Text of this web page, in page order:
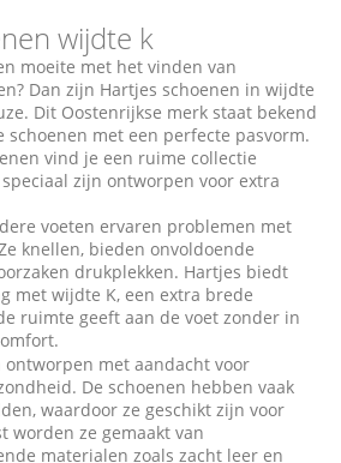
wijdte k
moeite met het vinden van
Dan zijn Hartjes schoenen in wijdte
Dit Oostenrijkse merk staat bekend
schoenen met een perfecte pasvorm.
vind je een ruime collectie
zijn ontworpen voor extra
voeten ervaren problemen met
knellen, bieden onvoldoende
drukplekken. Hartjes biedt
met wijdte K, een extra brede
ruimte geeft aan de voet zonder in
ontworpen met aandacht voor
De schoenen hebben vaak
waardoor ze geschikt zijn voor
worden ze gemaakt van
materialen zoals zacht leer en